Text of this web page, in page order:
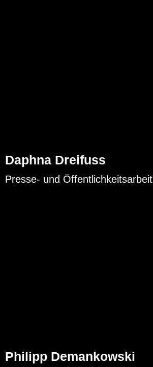
Daphna Dreifuss
Presse- und Öffentlichkeitsarbeit
Philipp Demankowski